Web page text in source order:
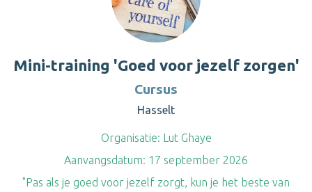
Mini-training 'Goed voor jezelf zorgen'
Cursus
Hasselt
Organisatie: Lut Ghaye
Aanvangsdatum: 17 september 2026
"Pas als je goed voor jezelf zorgt, kun je het beste van